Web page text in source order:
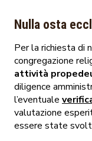
Nulla osta
Per la richiesta di
congregazione
attività
diligence
l’eventuale
valutazione
essere state